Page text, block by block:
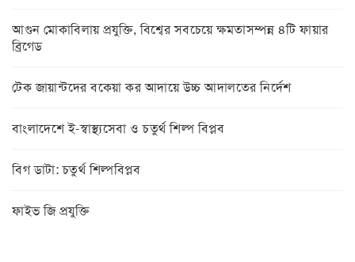
আগুন মোকাবিলায় প্রযুক্তি, বিশ্বের সবচেয়ে ক্ষমতাসম্পন্ন ৪টি ফায়ার
ব্রিগেড
টেক জায়ান্টদের বকেয়া কর আদায়ে উচ্চ আদালতের নির্দেশ
বাংলাদেশে ই-স্বাস্থ্যসেবা ও চতুর্থ শিল্প বিপ্লব
বিগ ডাটা: চতুর্থ শিল্পবিপ্লব
ফাইভ জি প্রযুক্তি